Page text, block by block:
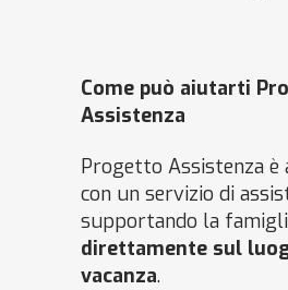
Come può aiutarti
Assistenza
Progetto Assistenza è
con un servizio di
supportando la
direttamente sul
vacanza.